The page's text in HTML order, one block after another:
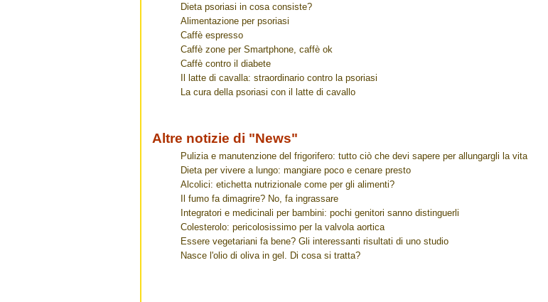
Dieta psoriasi in cosa consiste?
Alimentazione per psoriasi
Caffè espresso
Caffè zone per Smartphone, caffè ok
Caffè contro il diabete
Il latte di cavalla: straordinario contro la psoriasi
La cura della psoriasi con il latte di cavallo
Altre notizie di "News"
Pulizia e manutenzione del frigorifero: tutto ciò che devi sapere per allungargli la vita
Dieta per vivere a lungo: mangiare poco e cenare presto
Alcolici: etichetta nutrizionale come per gli alimenti?
Il fumo fa dimagrire? No, fa ingrassare
Integratori e medicinali per bambini: pochi genitori sanno distinguerli
Colesterolo: pericolosissimo per la valvola aortica
Essere vegetariani fa bene? Gli interessanti risultati di uno studio
Nasce l'olio di oliva in gel. Di cosa si tratta?